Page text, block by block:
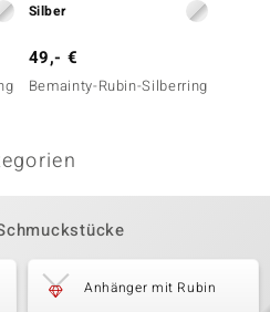
Silber
49,- €
Bemainty-Rubin-Silberring
Anhänger mit Rubin